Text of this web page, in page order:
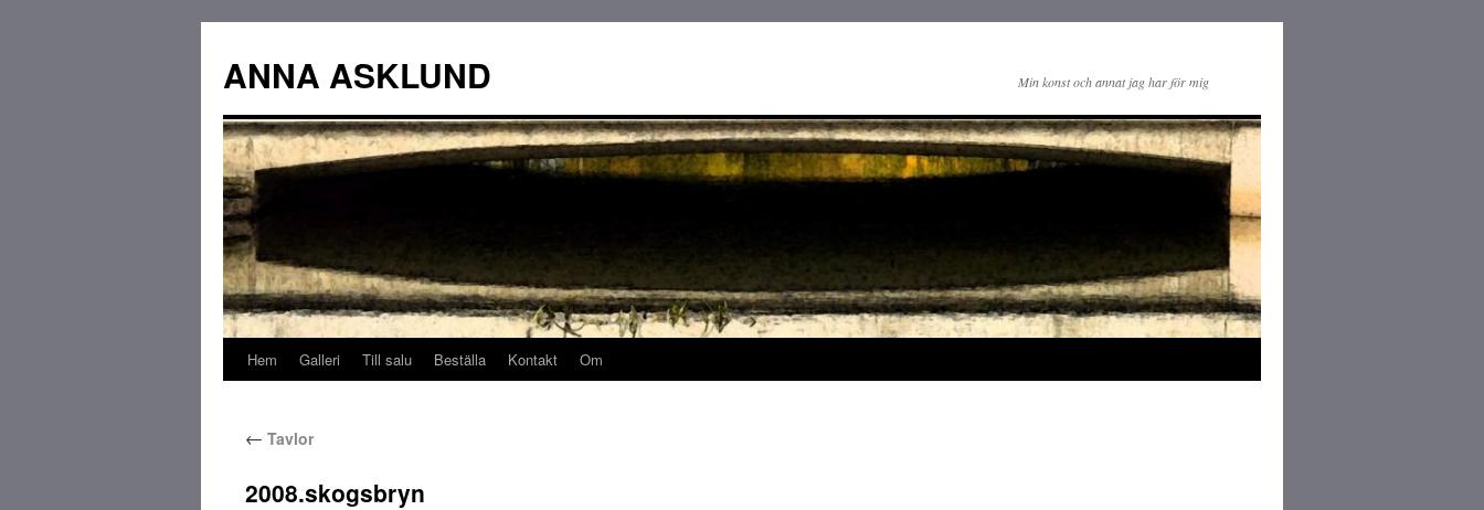
ANNA ASKLUND Min konst och annat jag har för mig
Hem Galleri Till salu Beställa Kontakt Om
← Tavlor
2008.skogsbryn